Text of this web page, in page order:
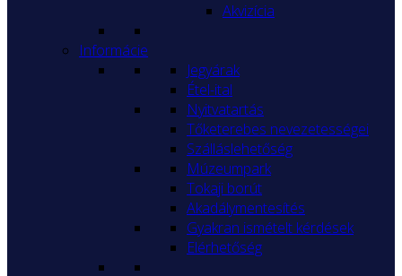
Akvizícia
Informácie
Jegyárak
Étel-ital
Nyitvatartás
Tőketerebes nevezetességei
Szálláslehetőség
Múzeumpark
Tokaji borút
Akadálymentesítés
Gyakran ismételt kérdések
Elérhetőség